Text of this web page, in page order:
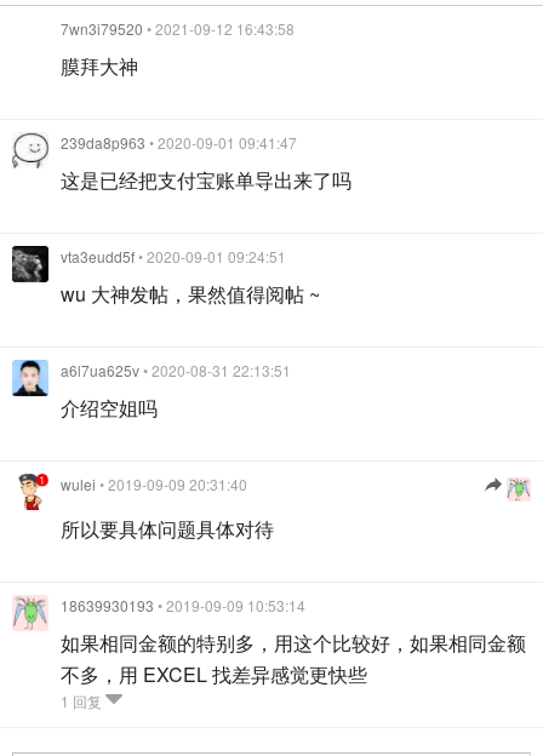
7wn3i79520 • 2021-09-12 16:43:58
膜拜大神
239da8p963 • 2020-09-01 09:41:47
这是已经把支付宝账单导出来了吗
vta3eudd5f• 2020-09-01 09:24:51
wu 大神发帖，果然值得阅帖 ~
a6l7ua625v• 2020-08-31 22:13:51
介绍空姐吗
wulei • 2019-09-09 20:31:40
所以要具体问题具体对待
18639930193 • 2019-09-09 10:53:14
如果相同金额的特别多，用这个比较好，如果相同金额
不多，用 EXCEL 找差异感觉更快些
1 回复